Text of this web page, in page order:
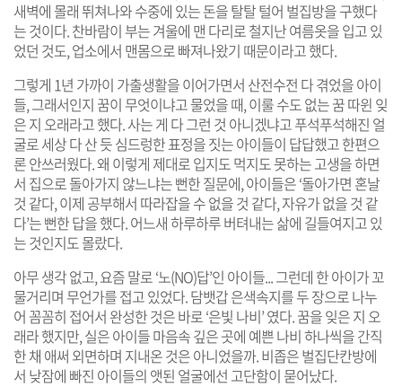
새벽에 몰래 뛰쳐나와 수중에 있는 돈을 탈탈 털어 벌집방을 구했다
는 것이다. 찬바람이 부는 겨울에 맨 다리로 철지난 여름옷을 입고 있
었던 것도, 업소에서 맨몸으로 빠져나왔기 때문이라고 했다.
그렇게 1년 가까이 가출생활을 이어가면서 산전수전 다 겪었을 아이
들, 그래서인지 꿈이 무엇이냐고 물었을 때, 이룰 수도 없는 꿈 따윈 잊
은 지 오래라고 했다. 사는 게 다 그런 것 아니겠냐고 푸석푸석해진 얼
굴로 세상 다 산 듯 심드렁한 표정을 짓는 아이들이 답답했고 한편으
론 안쓰러웠다. 왜 이렇게 제대로 입지도 먹지도 못하는 고생을 하면
서 집으로 돌아가지 않느냐는 뻔한 질문에, 아이들은 ‘돌아가면 혼날
것 같다, 이제 공부해서 따라잡을 수 없을 것 같다, 자유가 없을 것 같
다’는 뻔한 답을 했다. 어느새 하루하루 버텨내는 삶에 길들여지고 있
는 것인지도 몰랐다.
아무 생각 없고, 요즘 말로 ‘노(NO)답’인 아이들... 그런데 한 아이가 꼬
물거리며 무언가를 접고 있었다. 담뱃갑 은색속지를 두 장으로 나누
어 꼼꼼히 접어서 완성한 것은 바로 ‘은빛 나비’ 였다. 꿈을 잊은 지 오
래라 했지만, 실은 아이들 마음속 깊은 곳에 예쁜 나비 하나씩을 간직
한 채 애써 외면하며 지내온 것은 아니었을까. 비좁은 벌집단칸방에
서 낮잠에 빠진 아이들의 앳된 얼굴에선 고단함이 묻어났다.